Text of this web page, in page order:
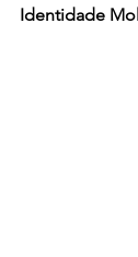
Identidade